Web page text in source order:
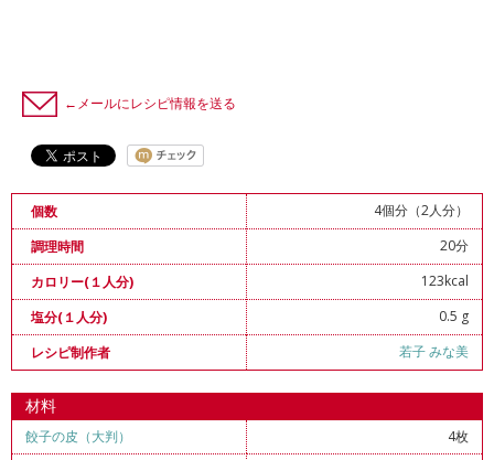
←メールにレシピ情報を送る
個数
4個分（2人分）
調理時間
20分
カロリー(１人分)
123kcal
塩分(１人分)
0.5 g
レシピ制作者
若子 みな美
材料
餃子の皮（大判）
4枚